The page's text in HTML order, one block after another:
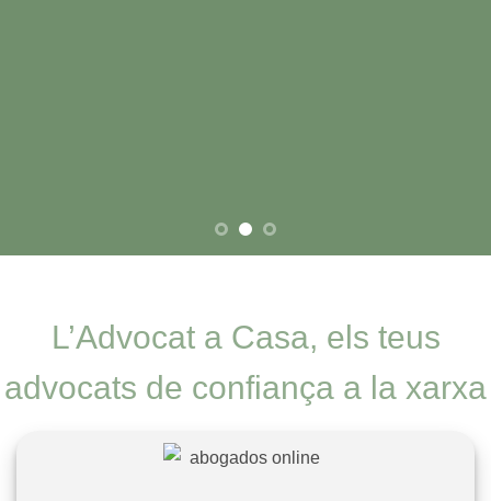
L’Advocat a Casa, els teus
advocats de confiança a la xarxa